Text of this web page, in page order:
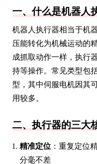
一、什么是机器人
机器人执行器相当于机
压能转化为机械运动的
成抓取动作一样，执行
持等操作。常见类型包
型，其中伺服电机因其
用较多。
二、执行器的三大
精准定位 ：重复定位
分毫不差